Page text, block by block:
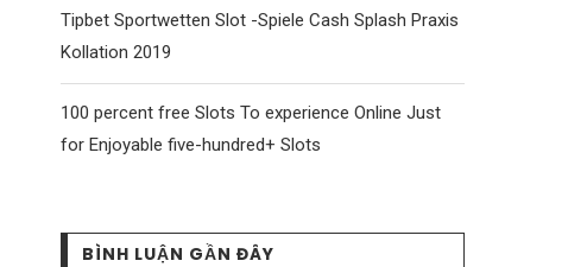
Tipbet Sportwetten Slot -Spiele Cash Splash Praxis
Kollation 2019
100 percent free Slots To experience Online Just
for Enjoyable five-hundred+ Slots
BÌNH LUẬN GẦN ĐÂY